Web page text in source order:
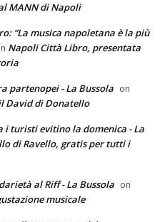
MANN di Napoli
“La musica napoletana è la più
Napoli Città Libro, presentata
partenopei - La Bussola on
David di Donatello
i turisti evitino la domenica - La
di Ravello, gratis per tutti i
al Riff - La Bussola on
musicale